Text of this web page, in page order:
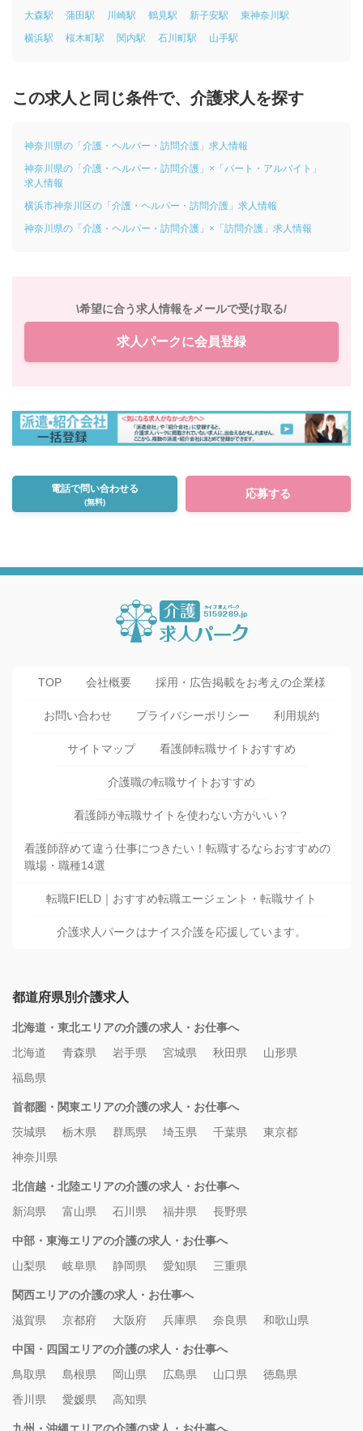
大森駅
蒲田駅 川崎駅 鶴見駅 新子安駅
東神奈川駅
横浜駅
桜木町駅 関内駅 石川町駅 山手駅
この求人と同じ条件で、介護求人を探す
神奈川県の「介護・ヘルパー・訪問介護」求人情報
神奈川県の「介護・ヘルパー・訪問介護」×「パート・アルバイト」
求人情報
横浜市神奈川区の「介護・ヘルパー・訪問介護」求人情報
神奈川県の「介護・ヘルパー・訪問介護」×「訪問介護」求人情報
\希望に合う求人情報をメールで受け取る/
求人パークに会員登録
電話で問い合わせる
(無料)
応募する
TOP 会社概要 採用・広告掲載をお考えの企業様
お問い合わせ プライバシーポリシー 利用規約
サイトマップ 看護師転職サイトおすすめ
介護職の転職サイトおすすめ
看護師が転職サイトを使わない方がいい？
看護師辞めて違う仕事につきたい！転職するならおすすめの
職場・職種14選
転職FIELD｜おすすめ転職エージェント・転職サイト
介護求人パークはナイス介護を応援しています。
都道府県別介護求人
北海道・東北エリアの介護の求人・お仕事へ
北海道
青森県 岩手県 宮城県 秋田県
山形県
福島県
首都圏・関東エリアの介護の求人・お仕事へ
茨城県
栃木県 群馬県 埼玉県 千葉県
東京都
神奈川県
北信越・北陸エリアの介護の求人・お仕事へ
新潟県
富山県 石川県 福井県 長野県
中部・東海エリアの介護の求人・お仕事へ
山梨県
岐阜県 静岡県 愛知県 三重県
関西エリアの介護の求人・お仕事へ
滋賀県
京都府 大阪府 兵庫県 奈良県 和歌山県
中国・四国エリアの介護の求人・お仕事へ
鳥取県
島根県 岡山県 広島県 山口県
徳島県
香川県
愛媛県 高知県
九州・沖縄エリアの介護の求人・お仕事へ